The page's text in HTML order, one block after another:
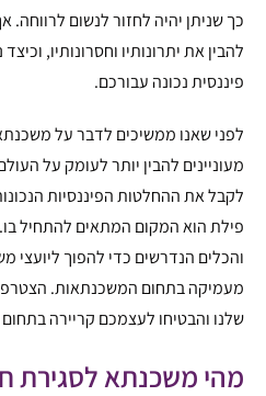
כך שניתן יהיה לחזור לנשום לרווחה.
להבין את יתרונותיו וחסרונותיו,
פיננסית נכונה עבורכם.
לפני שאנו ממשיכים לדבר על
מעוניינים להבין יותר לעומק על
לקבל את ההחלטות הפיננסיות
פילת הוא המקום המתאים להתחיל
והכלים הנדרשים כדי להפוך ליועצי
מעמיקה בתחום המשכנתאות.
שלנו והבטיחו לעצמכם קריירה בתחום
מהי משכנתא לסגירת